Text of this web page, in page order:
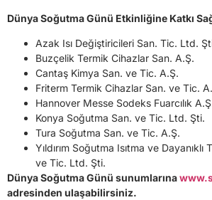
Dünya Soğutma Günü Etkinliğine Katkı
Azak Isı Değiştiricileri San. Tic. Ltd.
Buzçelik Termik Cihazlar San. A.Ş.
Cantaş Kimya San. ve Tic. A.Ş.
Friterm Termik Cihazlar San. ve Tic.
Hannover Messe Sodeks Fuarcılık
Konya Soğutma San. ve Tic. Ltd. Şti.
Tura Soğutma San. ve Tic. A.Ş.
Yıldırım Soğutma Isıtma ve Dayanıklı
ve Tic. Ltd. Şti.
Dünya Soğutma Günü sunumlarına
adresinden ulaşabilirsiniz.